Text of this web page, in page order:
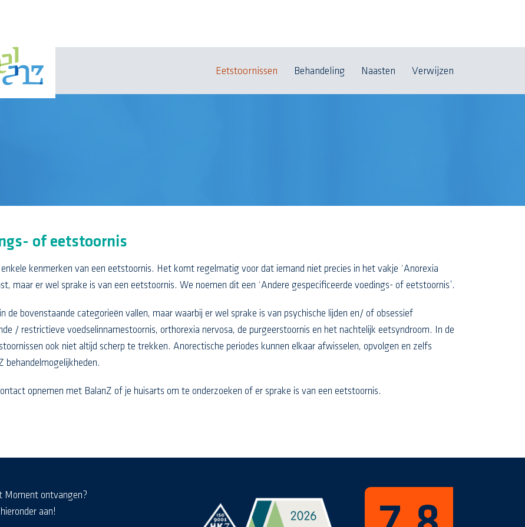
Eetstoornissen Behandeling Naasten Verwijzen
of eetstoornis
kenmerken van een eetstoornis. Het komt regelmatig voor dat iemand niet precies in het vakje ‘Anorexia
maar er wel sprake is van een eetstoornis. We noemen dit een ‘Andere gespecificeerde voedings- of eetstoornis’.
de bovenstaande categorieën vallen, maar waarbij er wel sprake is van psychische lijden en/ of obsessief
/ restrictieve voedselinnamestoornis, orthorexia nervosa, de purgeerstoornis en het nachtelijk eetsyndroom. In de
ook niet altijd scherp te trekken. Anorectische periodes kunnen elkaar afwisselen, opvolgen en zelfs
behandelmogelijkheden.
opnemen met BalanZ of je huisarts om te onderzoeken of er sprake is van een eetstoornis.
Moment ontvangen?
aan!